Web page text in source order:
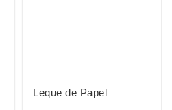
Leque de Papel